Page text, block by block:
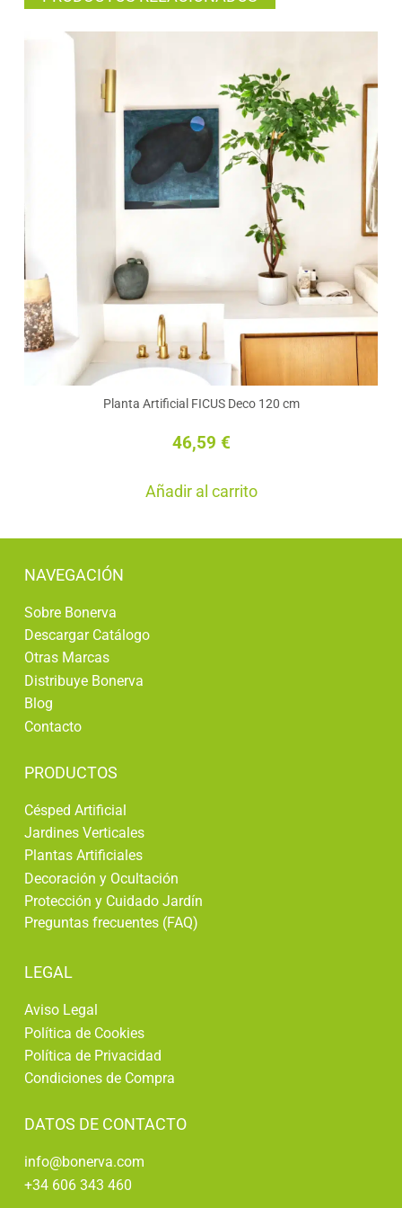
BELLEZA NATURAL SIN CUIDADOS
está diseñada con
atención al detalle para ofrecer un acabado
hiperrealista . Sus materiales de calidad permiten
disfrutar de un toque vegetal duradero sin
mantenimiento.
Olvídate del riego, las plagas o las podas
necesitarás pasarle un paño húmedo
ocasionalmente para mantener su aspecto
impecable.
Versátiles y funcionales, nuestras plantas
artificiales decorativas son la solución ideal para
quienes buscan unverde siempre perfecto
*En algunos casos, las imágenes y colores son
orientativos. Las medidas pueden ser
del producto, dependiendo de cómo se abran la
Planta Artificial FICUS Deco 120 cm
46,59 €
Añadir al carrito
NAVEGACIÓN
Sobre Bonerva
Descargar Catálogo
Otras Marcas
Distribuye Bonerva
Blog
Contacto
PRODUCTOS
Césped Artificial
Jardines Verticales
Plantas Artificiales
Decoración y Ocultación
Protección y Cuidado Jardín
Preguntas frecuentes (FAQ)
LEGAL
Aviso Legal
Política de Cookies
Política de Privacidad
Condiciones de Compra
DATOS DE CONTACTO
info@bonerva.com
+34 606 343 460